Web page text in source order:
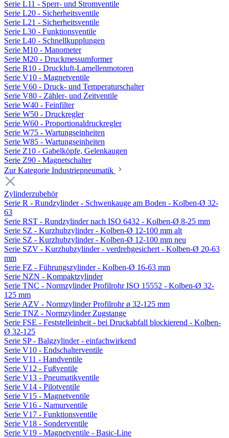
Serie L11 - Sperr- und Stromventile
Serie L20 - Sicherheitsventile
Serie L21 - Sicherheitsventile
Serie L30 - Funktionsventile
Serie L40 - Schnellkupplungen
Serie M10 - Manometer
Serie M20 - Druckmessumformer
Serie R10 - Druckluft-Lamellenmotoren
Serie V10 - Magnetventile
Serie V60 - Druck- und Temperaturschalter
Serie V80 - Zähler- und Zeitventile
Serie W40 - Feinfilter
Serie W50 - Druckregler
Serie W60 - Proportionaldruckregler
Serie W75 - Wartungseinheiten
Serie W85 - Wartungseinheiten
Serie Z10 - Gabelköpfe, Gelenkaugen
Serie Z90 - Magnetschalter
Zur Kategorie Industriepneumatik
Zylinderzubehör
Serie R - Rundzylinder - Schwenkauge am Boden - Kolben-Ø 32-
63
Serie RST - Rundzylinder nach ISO 6432 - Kolben-Ø 8-25 mm
Serie SZ - Kurzhubzylinder - Kolben-Ø 12-100 mm alt
Serie SZ - Kurzhubzylinder - Kolben-Ø 12-100 mm neu
Serie SZV - Kurzhubzylinder - verdrehgesichert - Kolben-Ø 20-63
mm
Serie FZ - Führungszylinder - Kolben-Ø 16-63 mm
Serie NZN - Kompaktzylinder
Serie TNC - Normzylinder Profilrohr ISO 15552 - Kolben-Ø 32-
125 mm
Serie AZV - Normzylinder Profilrohr ø 32-125 mm
Serie TNZ - Normzylinder Zugstange
Serie FSE - Feststelleinheit - bei Druckabfall blockierend - Kolben-
Ø 32-125
Serie SP - Balgzylinder - einfachwirkend
Serie V10 - Endschalterventile
Serie V11 - Handventile
Serie V12 - Fußventile
Serie V13 - Pneumatikventile
Serie V14 - Pilotventile
Serie V15 - Magnetventile
Serie V16 - Namurventile
Serie V17 - Funktionsventile
Serie V18 - Sonderventile
Serie V19 - Magnetventile - Basic-Line